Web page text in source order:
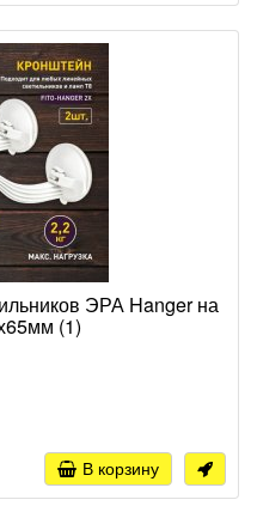
ЭРА Hanger на
(1)
В корзину